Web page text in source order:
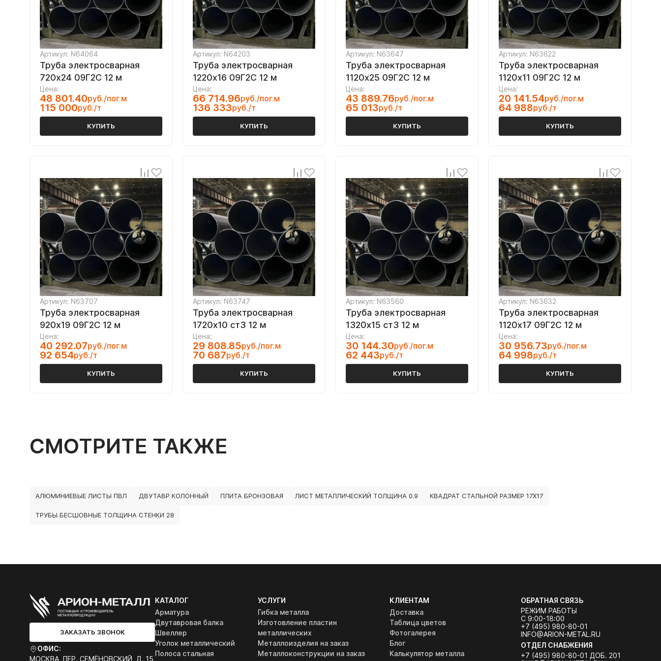
Артикул: N64064
Труба электросварная
720х24 09Г2С 12 м
Цена:
48 801.40руб./пог.м
115 000руб./т
КУПИТЬ
Артикул: N64203
Труба электросварная
1220х16 09Г2С 12 м
Цена:
66 714.96руб./пог.м
136 333руб./т
КУПИТЬ
Артикул: N63647
Труба электросварная
1120х25 09Г2С 12 м
Цена:
43 889.76руб./пог.м
65 013руб./т
КУПИТЬ
Артикул: N63622
Труба электросварная
1120х11 09Г2С 12 м
Цена:
20 141.54руб./пог.м
64 988руб./т
КУПИТЬ
Артикул: N63707
Труба электросварная
920х19 09Г2С 12 м
Цена:
40 292.07руб./пог.м
92 654руб./т
КУПИТЬ
Артикул: N63747
Труба электросварная
1720х10 ст3 12 м
Цена:
29 808.85руб./пог.м
70 687руб./т
КУПИТЬ
Артикул: N63560
Труба электросварная
1320х15 ст3 12 м
Цена:
30 144.30руб./пог.м
62 443руб./т
КУПИТЬ
Артикул: N63632
Труба электросварная
1120х17 09Г2С 12 м
Цена:
30 956.73руб./пог.м
64 998руб./т
КУПИТЬ
СМОТРИТЕ ТАКЖЕ
АЛЮМИНИЕВЫЕ ЛИСТЫ ПВЛ ДВУТАВР КОЛОННЫЙ ПЛИТА БРОНЗОВАЯ ЛИСТ МЕТАЛЛИЧЕСКИЙ ТОЛЩИНА 0.9 КВАДРАТ СТАЛЬНОЙ РАЗМЕР 17Х17
ТРУБЫ БЕСШОВНЫЕ ТОЛЩИНА СТЕНКИ 28
ЗАКАЗАТЬ ЗВОНОК
ОФИС:
МОСКВА, ПЕР. СЕМЁНОВСКИЙ, Д. 15
КАТАЛОГ
Арматура
Двутавровая балка
Швеллер
Уголок металлический
Полоса стальная
УСЛУГИ
Гибка металла
Изготовление пластин
металлических
Металлоизделия на заказ
Металлоконструкции на заказ
КЛИЕНТАМ
Доставка
Таблица цветов
Фотогалерея
Блог
Калькулятор металла
ОБРАТНАЯ СВЯЗЬ
РЕЖИМ РАБОТЫ
С 9:00-18:00
+7 (495) 980-80-01
INFO@ARION-METAL.RU
ОТДЕЛ СНАБЖЕНИЯ
+7 (495) 980-80-01 ДОБ. 201